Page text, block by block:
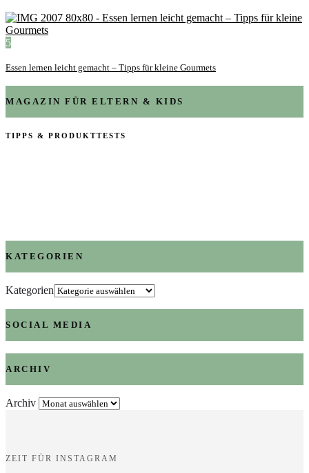
5
Essen lernen leicht gemacht – Tipps für kleine Gourmets
MAGAZIN FÜR ELTERN & KIDS
TIPPS & PRODUKTTESTS
KATEGORIEN
Kategorien
SOCIAL MEDIA
ARCHIV
Archiv
ZEIT FÜR INSTAGRAM